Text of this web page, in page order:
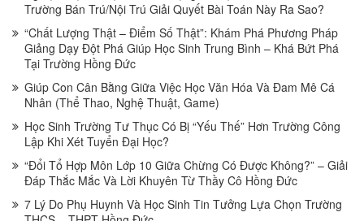
Trường Bán Trú/Nội Trú Giải Quyết Bài Toán Này Ra Sao?
“Chất Lượng Thật – Điểm Số Thật”: Khám Phá Phương Pháp
Giảng Dạy Đột Phá Giúp Học Sinh Trung Bình – Khá Bứt Phá
Tại Trường Hồng Đức
Giúp Con Cân Bằng Giữa Việc Học Văn Hóa Và Đam Mê Cá
Nhân (Thể Thao, Nghệ Thuật, Game)
Học Sinh Trường Tư Thục Có Bị “Yếu Thế” Hơn Trường Công
Lập Khi Xét Tuyển Đại Học?
“Đổi Tổ Hợp Môn Lớp 10 Giữa Chừng Có Được Không?” – Giải
Đáp Thắc Mắc Và Lời Khuyên Từ Thầy Cô Hồng Đức
7 Lý Do Phụ Huynh Và Học Sinh Tin Tưởng Lựa Chọn Trường